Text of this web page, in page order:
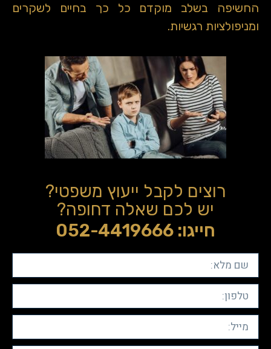
החשיפה בשלב מוקדם כל כך בחיים לשקרים
ומניפולציות רגשיות.
רוצים לקבל ייעוץ משפטי?
יש לכם שאלה דחופה?
חייגו: 052-4419666